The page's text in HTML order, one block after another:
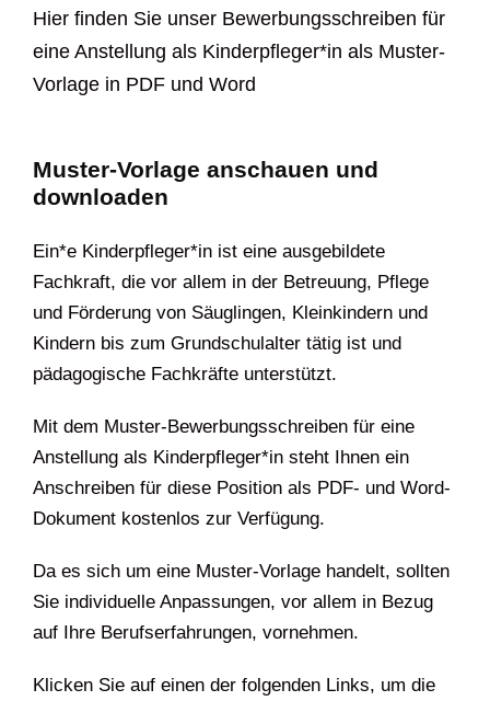
Hier finden Sie unser Bewerbungsschreiben für
eine Anstellung als Kinderpfleger*in als Muster-
Vorlage in PDF und Word
Muster-Vorlage anschauen und
downloaden
Ein*e Kinderpfleger*in ist eine ausgebildete
Fachkraft, die vor allem in der Betreuung, Pflege
und Förderung von Säuglingen, Kleinkindern und
Kindern bis zum Grundschulalter tätig ist und
pädagogische Fachkräfte unterstützt.
Mit dem Muster-Bewerbungsschreiben für eine
Anstellung als Kinderpfleger*in steht Ihnen ein
Anschreiben für diese Position als PDF- und Word-
Dokument kostenlos zur Verfügung.
Da es sich um eine Muster-Vorlage handelt, sollten
Sie individuelle Anpassungen, vor allem in Bezug
auf Ihre Berufserfahrungen, vornehmen.
Klicken Sie auf einen der folgenden Links, um die